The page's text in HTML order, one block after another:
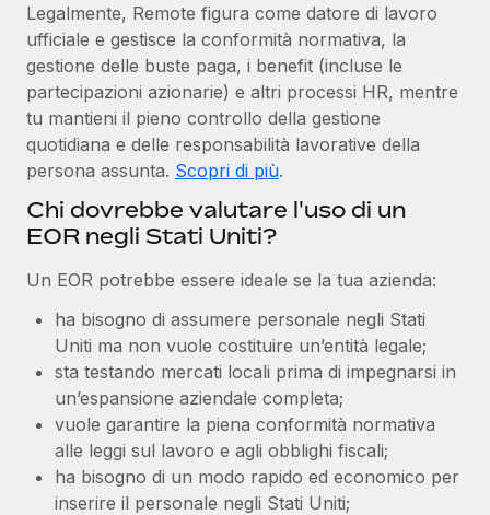
Legalmente, Remote figura come datore di lavoro
ufficiale e gestisce la conformità normativa, la
gestione delle buste paga, i benefit (incluse le
partecipazioni azionarie) e altri processi HR, mentre
tu mantieni il pieno controllo della gestione
quotidiana e delle responsabilità lavorative della
persona assunta. Scopri di più.
Chi dovrebbe valutare l'uso di un
EOR negli Stati Uniti?
Un EOR potrebbe essere ideale se la tua azienda:
ha bisogno di assumere personale negli Stati
Uniti ma non vuole costituire un’entità legale;
sta testando mercati locali prima di impegnarsi in
un’espansione aziendale completa;
vuole garantire la piena conformità normativa
alle leggi sul lavoro e agli obblighi fiscali;
ha bisogno di un modo rapido ed economico per
inserire il personale negli Stati Uniti;